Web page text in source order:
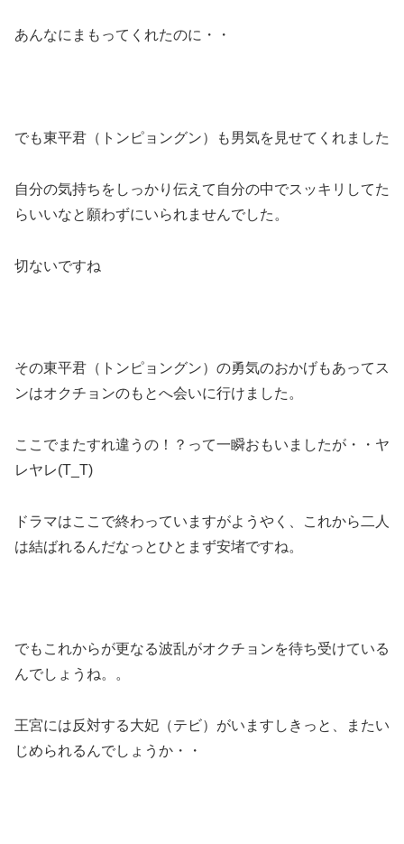
あんなにまもってくれたのに・・
でも東平君（トンピョングン）も男気を見せてくれました
自分の気持ちをしっかり伝えて自分の中でスッキリしてた
らいいなと願わずにいられませんでした。
切ないですね
その東平君（トンピョングン）の勇気のおかげもあってス
ンはオクチョンのもとへ会いに行けました。
ここでまたすれ違うの！？って一瞬おもいましたが・・ヤ
レヤレ(T_T)
ドラマはここで終わっていますがようやく、これから二人
は結ばれるんだなっとひとまず安堵ですね。
でもこれからが更なる波乱がオクチョンを待ち受けている
んでしょうね。。
王宮には反対する大妃（テビ）がいますしきっと、またい
じめられるんでしょうか・・